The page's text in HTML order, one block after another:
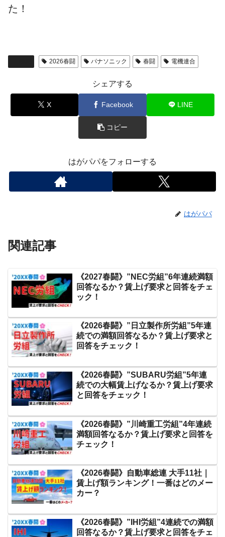
た！
2026春闘 パナソニック 春闘 電機連合
シェアする
X Facebook LINE
コピー
はがパパをフォローする
はがパパ
関連記事
《2027春闘》”NEC労組”6年連続満額
回答なるか？賃上げ要求と回答をチェ
ック！
《2026春闘》”日立製作所労組”5年連
続での満額回答なるか？賃上げ要求と
回答をチェック！
《2026春闘》”SUBARU労組”5年連
続での大幅賃上げなるか？賃上げ要求
と回答をチェック！
《2026春闘》”川崎重工労組”4年連続
満額回答なるか？賃上げ要求と回答を
チェック！
《2026春闘》自動車総連 大手11社｜
賃上げ額ランキング！一番はどのメー
カー？
《2026春闘》”IHI労組”4連続での満額
回答なるか？賃上げ要求と回答をチェ